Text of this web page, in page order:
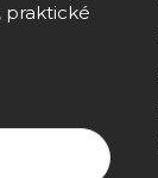
praktické